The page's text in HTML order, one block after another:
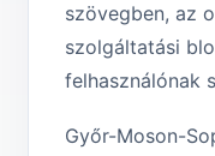
szövegben, az
szolgáltatási
felhasználónak
Győr-Moson-